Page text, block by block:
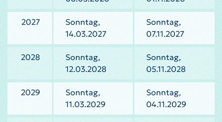
2027
Sonntag,
14.03.2027
Sonntag,
07.11.2027
2028
Sonntag,
12.03.2028
Sonntag,
05.11.2028
2029
Sonntag,
11.03.2029
Sonntag,
04.11.2029